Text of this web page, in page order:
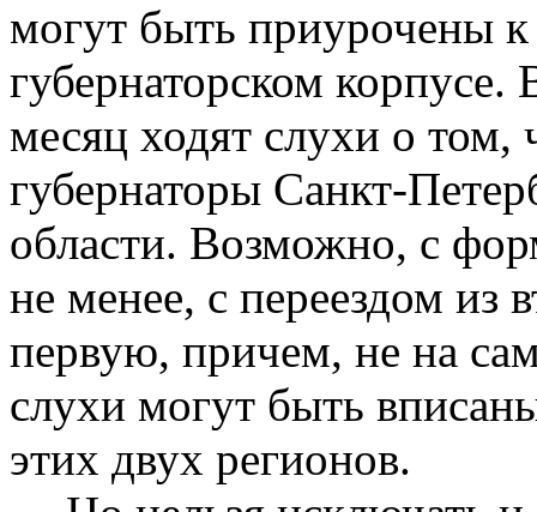
могут быть приурочены к
губернаторском
месяц ходят слухи о том,
губернаторы Санкт-
области. Возможно, с
не менее, с переездом из
первую, причем, не на
слухи могут быть
этих двух регионов.